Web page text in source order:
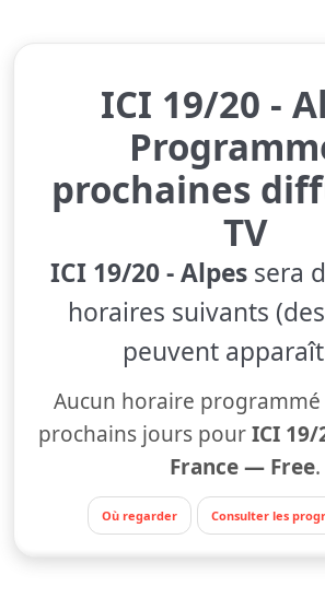
ICI 19/20 -
prochaines
TV
ICI 19/20 - Alpessera
horaires suivants
peuvent
Aucun horaire programmé
prochains jours pourICI 19/
France — Free.
Où regarder Consulter les